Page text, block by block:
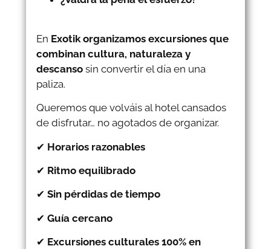
En Exotik organizamos excursiones que
combinan cultura, naturaleza y
descanso sin convertir el día en una
paliza.
Queremos que volváis al hotel cansados
de disfrutar… no agotados de organizar.
✔ Horarios razonables
✔ Ritmo equilibrado
✔ Sin pérdidas de tiempo
✔ Guía cercano
✔ Excursiones culturales 100% en